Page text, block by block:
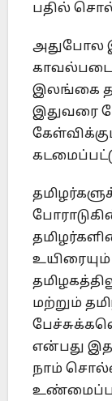
பதில்
அதுபோல
இலங்கை
இதுவரை
மற்றும்
என்பது
நாம்